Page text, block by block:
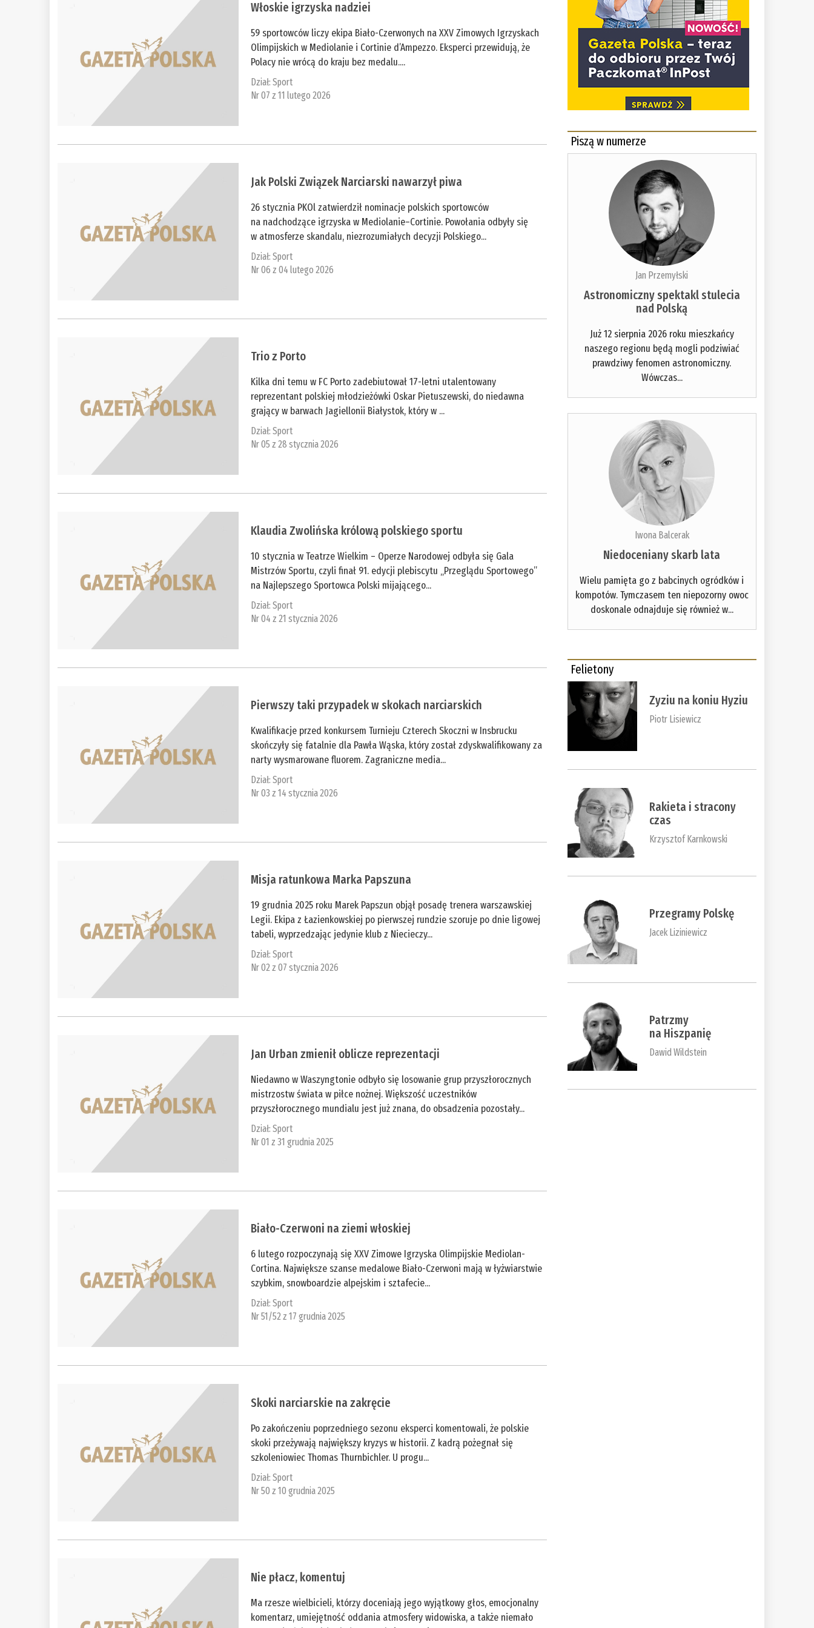
Włoskie igrzyska nadziei
59 sportowców liczy ekipa Biało-Czerwonych na XXV Zimowych Igrzyskach
Olimpijskich w Mediolanie i Cortinie d’Ampezzo. Eksperci przewidują, że
Polacy nie wrócą do kraju bez medalu....
Dział:Sport
Nr 07 z 11 lutego 2026
Jak Polski Związek Narciarski nawarzył piwa
26 stycznia PKOl zatwierdził nominacje polskich sportowców
na nadchodzące igrzyska w Mediolanie–Cortinie. Powołania odbyły się
w atmosferze skandalu, niezrozumiałych decyzji Polskiego...
Dział:Sport
Nr 06 z 04 lutego 2026
Trio z Porto
Kilka dni temu w FC Porto zadebiutował 17-letni utalentowany
reprezentant polskiej młodzieżówki Oskar Pietuszewski, do niedawna
grający w barwach Jagiellonii Białystok, który w ...
Dział:Sport
Nr 05 z 28 stycznia 2026
Klaudia Zwolińska królową polskiego sportu
10 stycznia w Teatrze Wielkim – Operze Narodowej odbyła się Gala
Mistrzów Sportu, czyli finał 91. edycji plebiscytu „Przeglądu Sportowego”
na Najlepszego Sportowca Polski mijającego...
Dział:Sport
Nr 04 z 21 stycznia 2026
Pierwszy taki przypadek w skokach narciarskich
Kwalifikacje przed konkursem Turnieju Czterech Skoczni w Insbrucku
skończyły się fatalnie dla Pawła Wąska, który został zdyskwalifikowany za
narty wysmarowane fluorem. Zagraniczne media...
Dział:Sport
Nr 03 z 14 stycznia 2026
Misja ratunkowa Marka Papszuna
19 grudnia 2025 roku Marek Papszun objął posadę trenera warszawskiej
Legii. Ekipa z Łazienkowskiej po pierwszej rundzie szoruje po dnie ligowej
tabeli, wyprzedzając jedynie klub z Niecieczy...
Dział:Sport
Nr 02 z 07 stycznia 2026
Jan Urban zmienił oblicze reprezentacji
Niedawno w Waszyngtonie odbyło się losowanie grup przyszłorocznych
mistrzostw świata w piłce nożnej. Większość uczestników
przyszłorocznego mundialu jest już znana, do obsadzenia pozostały...
Dział:Sport
Nr 01 z 31 grudnia 2025
Biało-Czerwoni na ziemi włoskiej
6 lutego rozpoczynają się XXV Zimowe Igrzyska Olimpijskie Mediolan-
Cortina. Największe szanse medalowe Biało-Czerwoni mają w łyżwiarstwie
szybkim, snowboardzie alpejskim i sztafecie...
Dział:Sport
Nr 51/52 z 17 grudnia 2025
Skoki narciarskie na zakręcie
Po zakończeniu poprzedniego sezonu eksperci komentowali, że polskie
skoki przeżywają największy kryzys w historii. Z kadrą pożegnał się
szkoleniowiec Thomas Thurnbichler. U progu...
Dział:Sport
Nr 50 z 10 grudnia 2025
Nie płacz, komentuj
Ma rzesze wielbicieli, którzy doceniają jego wyjątkowy głos, emocjonalny
komentarz, umiejętność oddania atmosfery widowiska, a także niemało
Piszą w numerze
Jan Przemyłski
Astronomiczny spektakl stulecia
nad Polską
Już 12 sierpnia 2026 roku mieszkańcy
naszego regionu będą mogli podziwiać
prawdziwy fenomen astronomiczny.
Wówczas...
Iwona Balcerak
Niedoceniany skarb lata
Wielu pamięta go z babcinych ogródków i
kompotów. Tymczasem ten niepozorny owoc
doskonale odnajduje się również w...
Felietony
Zyziu na koniu Hyziu
Piotr Lisiewicz
Rakieta i stracony
czas
Krzysztof Karnkowski
Przegramy Polskę
Jacek Liziniewicz
Patrzmy
na Hiszpanię
Dawid Wildstein